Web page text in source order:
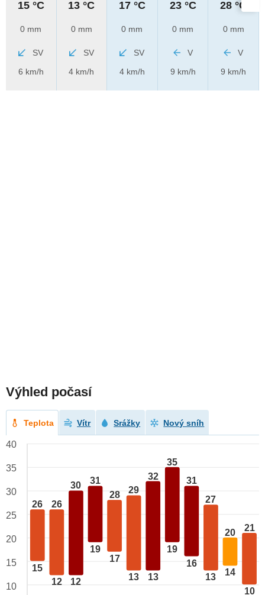
15 °C
0 mm
SV
6 km/h
13 °C
0 mm
SV
4 km/h
17 °C
0 mm
SV
4 km/h
23 °C
0 mm
V
9 km/h
28 °C
0 mm
V
9 km/h
Výhled počasí
Teplota Vítr Srážky Nový sníh
26
15
26
12
30
12
31
19
28
17
29
13
32
13
35
19
31
16
27
13
20
14
21
10
40
35
30
25
20
15
10